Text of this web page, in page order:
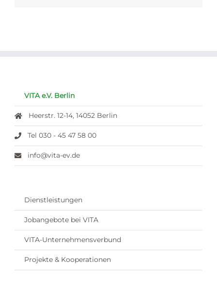
VITA e.V. Berlin
Heerstr. 12-14, 14052 Berlin
Tel 030 - 45 47 58 00
info@vita-ev.de
Dienstleistungen
Jobangebote bei VITA
VITA-Unternehmensverbund
Projekte & Kooperationen